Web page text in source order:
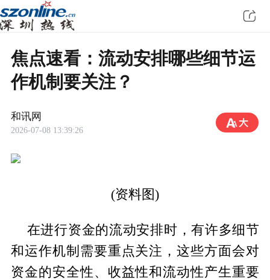
焦点速看：流动安排哪些细节运
作机制要关注？
和讯网
2026-07-08 13:39:26
(资料图)
在进行资金的流动安排时，有许多细节
和运作机制需要重点关注，这些方面会对
资金的安全性、收益性和流动性产生重要